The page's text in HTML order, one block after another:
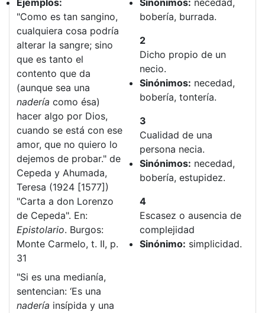
Ejemplos:
"Como es tan sangino,
cualquiera cosa podría
alterar la sangre; sino
que es tanto el
contento que da
(aunque sea una
nadería como ésa)
hacer algo por Dios,
cuando se está con ese
amor, que no quiero lo
dejemos de probar." de
Cepeda y Ahumada,
Teresa (1924 [1577])
"Carta a don Lorenzo
de Cepeda". En:
Epistolario. Burgos:
Monte Carmelo, t. II, p.
31
"Si es una medianía,
sentencian: ‘Es una
nadería insípida y una
Sinónimos: necedad,
bobería, burrada.
2
Dicho propio de un
necio.
Sinónimos: necedad,
bobería, tontería.
3
Cualidad de una
persona necia.
Sinónimos: necedad,
bobería, estupidez.
4
Escasez o ausencia de
complejidad
Sinónimo: simplicidad.